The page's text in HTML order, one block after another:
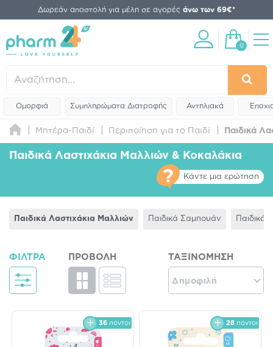
Δωρεάν αποστολή για μέλη σε αγορές άνω των 69€*
0
Ομορφιά Συμπληρώματα Διατροφής Αντηλιακά
Μητέρα-Παιδί Περιποίηση για το Παιδί Παιδικά
Παιδικά Λαστιχάκια Μαλλιών & Κοκαλάκια
Κάντε μια ερώτηση
Παιδικά Λαστιχάκια Μαλλιών Παιδικά Σαμπουάν Παιδικά
ΦΊΛΤΡΑ ΠΡΟΒΟΛΉ ΤΑΞΙΝΌΜΗΣΗ
Δημοφιλή
36 πόντοι 28 πόντοι